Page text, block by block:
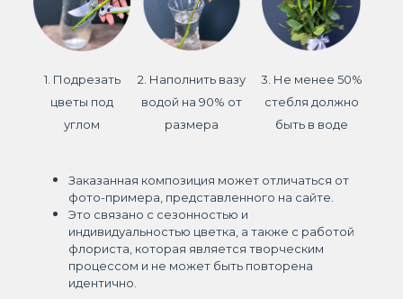
1. Подрезать
цветы под
углом
2. Наполнить вазу
водой на 90% от
размера
3. Не менее 50%
стебля должно
быть в воде
Заказанная композиция может отличаться от
фото-примера, представленного на сайте.
Это связано с сезонностью и
индивидуальностью цветка, а также с работой
флориста, которая является творческим
процессом и не может быть повторена
идентично.